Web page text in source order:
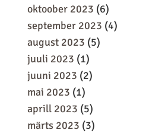
oktoober 2023 (6)
september 2023 (4)
august 2023 (5)
juuli 2023 (1)
juuni 2023 (2)
mai 2023 (1)
aprill 2023 (5)
märts 2023 (3)